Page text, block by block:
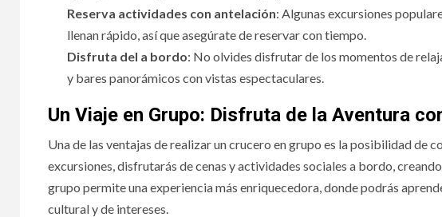
Reserva actividades con antelación: Algunas excursiones
llenan rápido, así que asegúrate de reservar con tiempo.
Disfruta del a bordo: No olvides disfrutar de los momentos de
y bares panorámicos con vistas espectaculares.
Un Viaje en Grupo: Disfruta de la Aventura
Una de las ventajas de realizar un crucero en grupo es la posibilidad de
excursiones, disfrutarás de cenas y actividades sociales a bordo,
grupo permite una experiencia más enriquecedora, donde podrás
cultural y de intereses.